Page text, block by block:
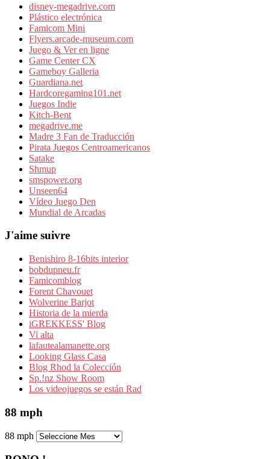
disney-megadrive.com
Plástico electrónica
Famicom Mini
Flyers.arcade-museum.com
Juego & Ver en ligne
Game Center CX
Gameboy Galleria
Guardiana.net
Hardcoregaming101.net
Juegos Indie
Kitch-Bent
megadrive.me
Madre 3 Fan de Traducción
Pirata Juegos Centroamericanos
Satake
Shmup
smspower.org
Unseen64
Vídeo Juego Den
Mundial de Arcadas
J'aime suivre
Benishiro 8-16bits interior
bobdupneu.fr
Famicomblog
Forent Chavouet
Wolverine Barjot
Historia de la mierda
iGREKKESS' Blog
Vi alta
lafautealamanette.org
Looking Glass Casa
Blog Rhod la Colección
Sp.!nz Show Room
Los videojuegos se están Rad
88 mph
88 mph